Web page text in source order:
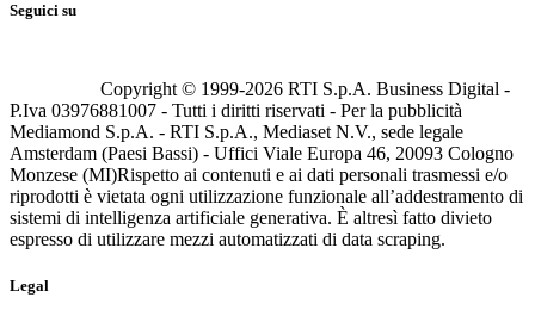
Seguici su
Copyright © 1999-2026 RTI S.p.A. Business Digital -
P.Iva 03976881007 - Tutti i diritti riservati - Per la pubblicità
Mediamond S.p.A. - RTI S.p.A., Mediaset N.V., sede legale
Amsterdam (Paesi Bassi) - Uffici Viale Europa 46, 20093 Cologno
Monzese (MI)Rispetto ai contenuti e ai dati personali trasmessi e/o
riprodotti è vietata ogni utilizzazione funzionale all’addestramento di
sistemi di intelligenza artificiale generativa. È altresì fatto divieto
espresso di utilizzare mezzi automatizzati di data scraping.
Legal